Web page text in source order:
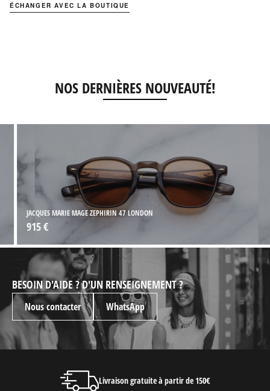
ÉCHANGER AVEC LA BOUTIQUE
NOS DERNIÈRES NOUVEAUTÉ!
JACQUES MARIE MAGE ZEPHIRIN 47 LONDON
915 €
BESOIN D'AIDE ? D'UN RENSEIGNEMENT ?
Nous contacter WhatsApp
Livraison gratuite à partir de 150€